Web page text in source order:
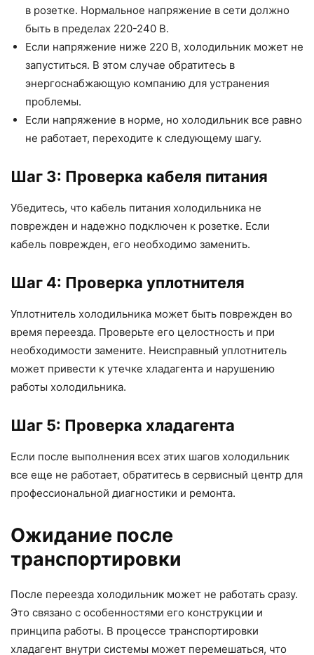
в розетке. Нормальное напряжение в сети должно
быть в пределах 220-240 В.
Если напряжение ниже 220 В, холодильник может не
запуститься. В этом случае обратитесь в
энергоснабжающую компанию для устранения
проблемы.
Если напряжение в норме, но холодильник все равно
не работает, переходите к следующему шагу.
Шаг 3: Проверка кабеля питания
Убедитесь, что кабель питания холодильника не
поврежден и надежно подключен к розетке. Если
кабель поврежден, его необходимо заменить.
Шаг 4: Проверка уплотнителя
Уплотнитель холодильника может быть поврежден во
время переезда. Проверьте его целостность и при
необходимости замените. Неисправный уплотнитель
может привести к утечке хладагента и нарушению
работы холодильника.
Шаг 5: Проверка хладагента
Если после выполнения всех этих шагов холодильник
все еще не работает, обратитесь в сервисный центр для
профессиональной диагностики и ремонта.
Ожидание после
транспортировки
После переезда холодильник может не работать сразу.
Это связано с особенностями его конструкции и
принципа работы. В процессе транспортировки
хладагент внутри системы может перемешаться, что